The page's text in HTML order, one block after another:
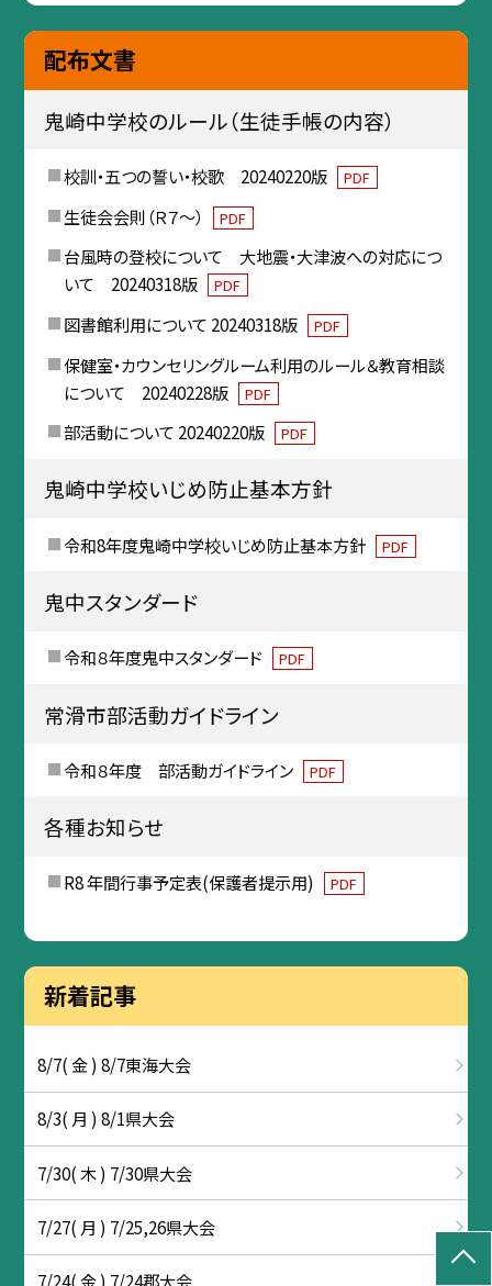
配布文書
鬼崎中学校のルール（生徒手帳の内容）
校訓・五つの誓い・校歌 20240220版 PDF
生徒会会則（Ｒ７～） PDF
台風時の登校について 大地震・大津波への対応につ
いて 20240318版
PDF
図書館利用について 20240318版 PDF
保健室・カウンセリングルーム利用のルール＆教育相談
について 20240228版
PDF
部活動について 20240220版 PDF
鬼崎中学校いじめ防止基本方針
令和8年度鬼崎中学校いじめ防止基本方針 PDF
鬼中スタンダード
令和８年度鬼中スタンダード PDF
常滑市部活動ガイドライン
令和８年度 部活動ガイドライン PDF
各種お知らせ
R8 年間行事予定表(保護者提示用) PDF
新着記事
8/7( 金 ) 8/7東海大会
8/3( 月 ) 8/1県大会
7/30( 木 ) 7/30県大会
7/27( 月 ) 7/25,26県大会
7/24( 金 ) 7/24郡大会